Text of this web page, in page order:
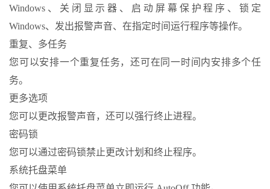
Windows、关闭显示器、启动屏幕保护程序、锁定
Windows、发出报警声音、在指定时间运行程序等操作。
重复、多任务
您可以安排一个重复任务，还可在同一时间内安排多个任
务。
更多选项
您可以更改报警声音，还可以强行终止进程。
密码锁
您可以通过密码锁禁止更改计划和终止程序。
系统托盘菜单